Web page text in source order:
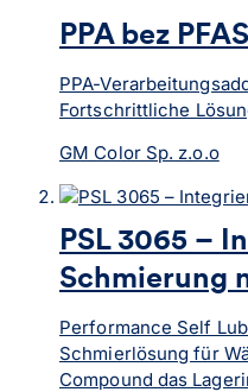
PPA bez PFAS
PPA-
Fortschrittliche
GM Color Sp. z.o.o
PSL 3065 –
Schmierung
Performance Self
Schmierlösung für
Compound das